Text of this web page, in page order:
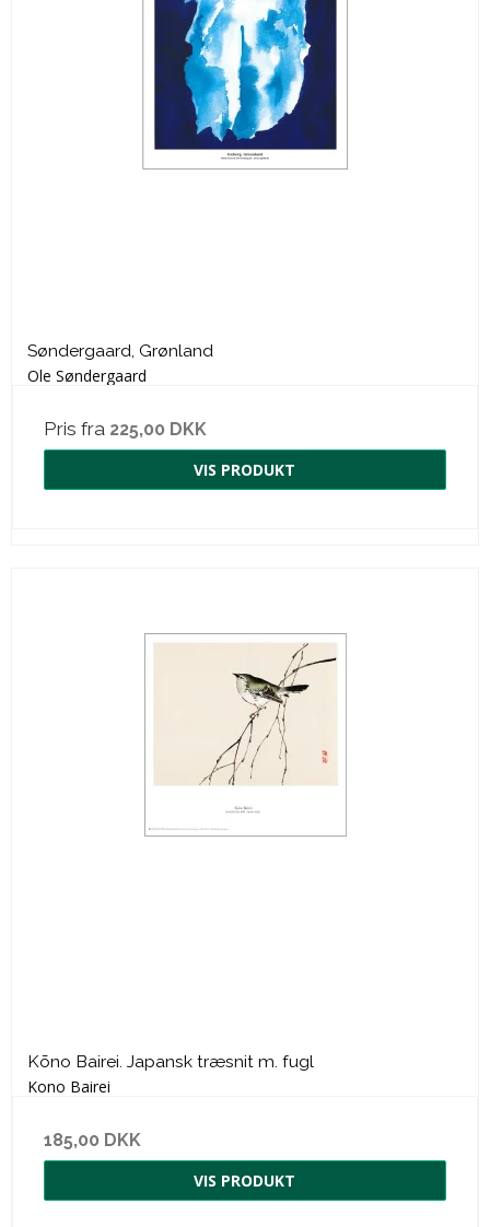
Søndergaard, Grønland
Ole Søndergaard
Pris fra 225,00 DKK
VIS PRODUKT
Kōno Bairei. Japansk træsnit m. fugl
Kono Bairei
185,00 DKK
VIS PRODUKT